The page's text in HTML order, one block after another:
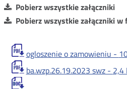
Pobierz wszystkie załączniki
Pobierz wszystkie załączniki w
ogloszenie o zamowieniu -
ba.wzp.26.19.2023 swz - 2,4